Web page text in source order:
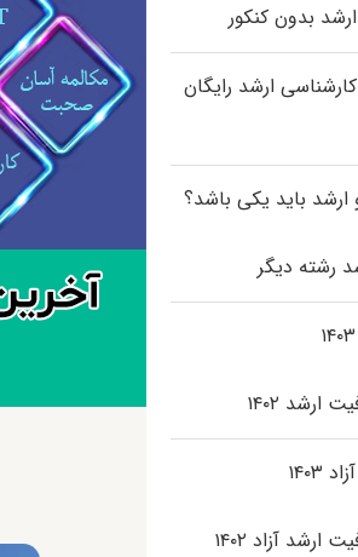
بدون کنکور
ارشد رایگان
ارشد باید یکی باشد؟
رشته دیگر
۱۴۰۲
آزاد ۱۴۰۲